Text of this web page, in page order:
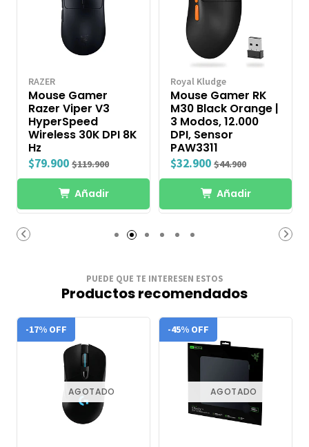
RAZER
Mouse Gamer
Razer Viper V3
HyperSpeed
Wireless 30K DPI 8K
Hz
$79.900 $119.900
Añadir
Royal Kludge
Mouse Gamer RK
M30 Black Orange |
3 Modos, 12.000
DPI, Sensor
PAW3311
$32.900 $44.900
Añadir
PUEDE QUE TE INTERESEN ESTOS
Productos recomendados
-17% OFF
AGOTADO
-45% OFF
AGOTADO